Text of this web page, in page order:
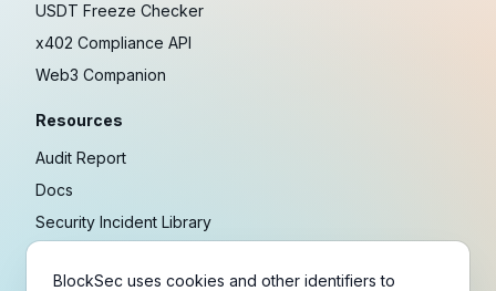
USDT Freeze Checker
x402 Compliance API
Web3 Companion
Resources
Audit Report
Docs
Security Incident Library
Research
BlockSec uses cookies and other identifiers to